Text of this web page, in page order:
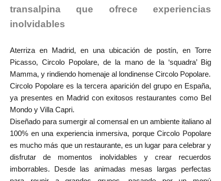
transalpina que ofrece experiencias
inolvidables
Aterriza en Madrid, en una ubicación de postín, en Torre
Picasso, Circolo Popolare, de la mano de la ‘squadra’ Big
Mamma, y rindiendo homenaje al londinense Circolo Popolare.
Circolo Popolare es la tercera aparición del grupo en España,
ya presentes en Madrid con exitosos restaurantes como Bel
Mondo y Villa Capri.
Diseñado para sumergir al comensal en un ambiente italiano al
100% en una experiencia inmersiva, porque Circolo Popolare
es mucho más que un restaurante, es un lugar para celebrar y
disfrutar de momentos inolvidables y crear recuerdos
imborrables. Desde las animadas mesas largas perfectas